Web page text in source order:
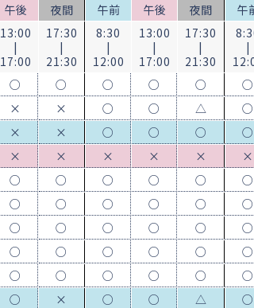
午後 夜間 午前 午後 夜間 午
13:00
|
17:00
17:30
|
21:30
8:30
|
12:00
13:00
|
17:00
17:30
|
21:30
|
○ ○ ○ ○ ○ ○
× × ○ ○ △ ○
× × ○ ○ ○ ○
× × × × × ×
○ ○ ○ ○ ○ ○
○ ○ ○ ○ ○ ○
○ ○ ○ ○ ○ ○
○ ○ ○ ○ ○ ○
○ ○ ○ ○ ○ ○
○ × ○ ○ △ ○